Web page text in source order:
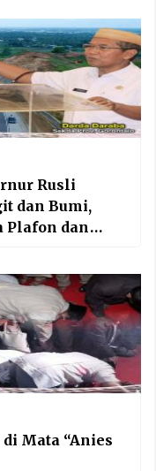
Rusli
dan Bumi,
Plafon dan
Mata “Anies